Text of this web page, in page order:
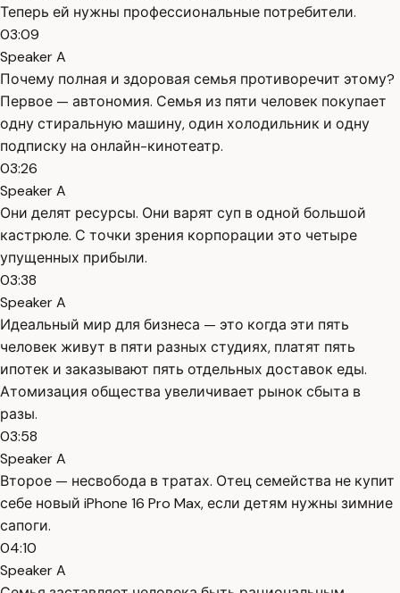
Теперь ей нужны профессиональные потребители.
03:09
Speaker A
Почему полная и здоровая семья противоречит этому?
Первое — автономия. Семья из пяти человек покупает
одну стиральную машину, один холодильник и одну
подписку на онлайн-кинотеатр.
03:26
Speaker A
Они делят ресурсы. Они варят суп в одной большой
кастрюле. С точки зрения корпорации это четыре
упущенных прибыли.
03:38
Speaker A
Идеальный мир для бизнеса — это когда эти пять
человек живут в пяти разных студиях, платят пять
ипотек и заказывают пять отдельных доставок еды.
Атомизация общества увеличивает рынок сбыта в
разы.
03:58
Speaker A
Второе — несвобода в тратах. Отец семейства не купит
себе новый iPhone 16 Pro Max, если детям нужны зимние
сапоги.
04:10
Speaker A